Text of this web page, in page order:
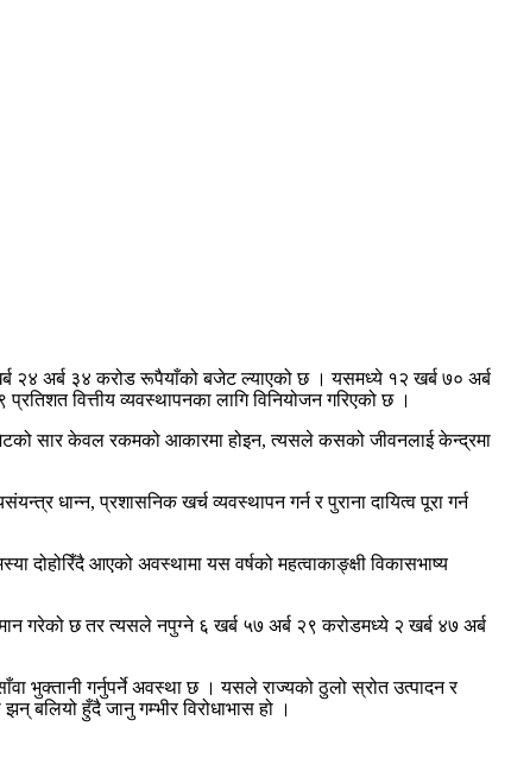
२४ अर्ब ३४ करोड रूपैयाँको बजेट ल्याएको छ । यसमध्ये १२ खर्ब ७० अर्ब
वित्तीय व्यवस्थापनका लागि विनियोजन गरिएको छ ।
सार केवल रकमको आकारमा होइन, त्यसले कसको जीवनलाई केन्द्रमा
प्रशासनिक खर्च व्यवस्थापन गर्न र पुराना दायित्व पूरा गर्न
आएको अवस्थामा यस वर्षको महत्वाकाङ्क्षी विकासभाष्य
गरेको छ तर त्यसले नपुग्ने ६ खर्ब ५७ अर्ब २९ करोडमध्ये २ खर्ब ४७ अर्ब
गर्नुपर्ने अवस्था छ । यसले राज्यको ठुलो स्रोत उत्पादन र
बलियो हुँदै जानु गम्भीर विरोधाभास हो ।